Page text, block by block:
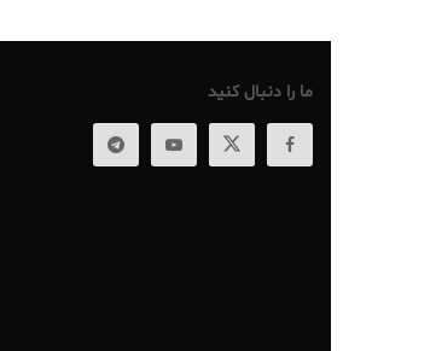
ما را دنبال کنید